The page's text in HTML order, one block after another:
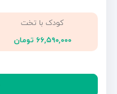
کودک با تخت
۶۶,۵۹۰,۰۰۰ تومان